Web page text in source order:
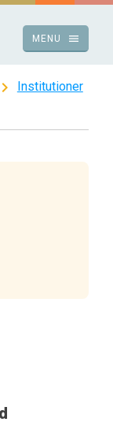
menu
MENU
chevron_right Institutioner